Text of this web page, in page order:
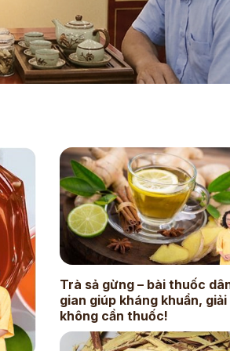
Trà sả gừng – bài thuốc
gian giúp kháng khuẩn, giải
không cần thuốc!